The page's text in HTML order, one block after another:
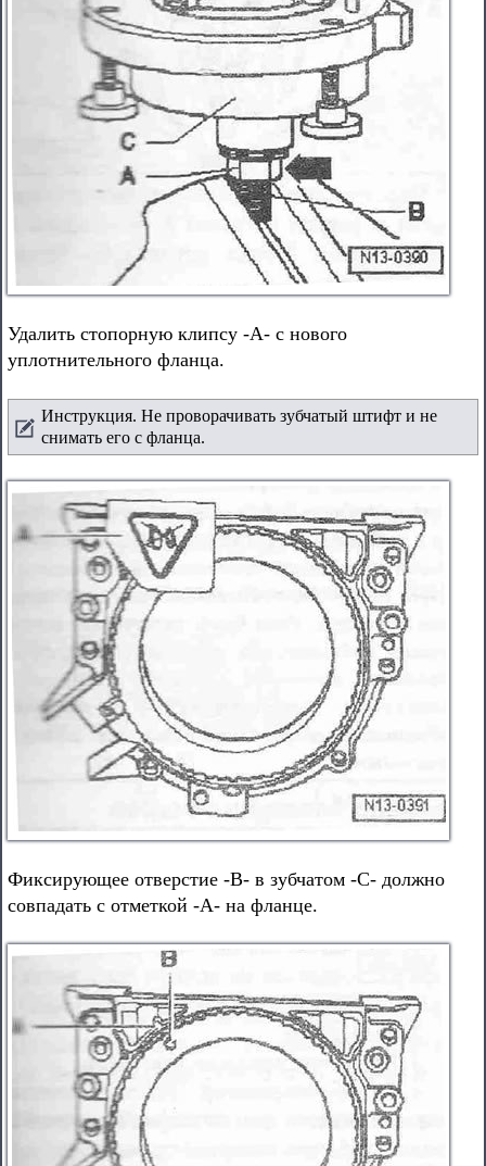
Удалить стопорную клипсу -А- с нового
уплотнительного фланца.
Инструкция. Не проворачивать зубчатый штифт и не
снимать его с фланца.
Фиксирующее отверстие -В- в зубчатом -С- должно
совпадать с отметкой -А- на фланце.